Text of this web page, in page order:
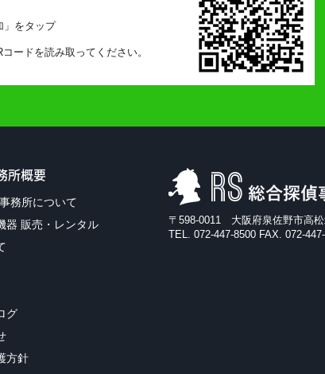
」をタップ
ードを読み取ってください。
〒598-0011 大阪府泉佐野市高
TEL. 072-447-8500 FAX. 072-
所概要
務所について
器 販売・レンタル
グ
方針